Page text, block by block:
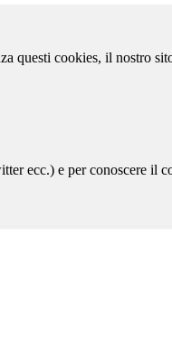
questi cookies, il nostro
ecc.) e per conoscere il